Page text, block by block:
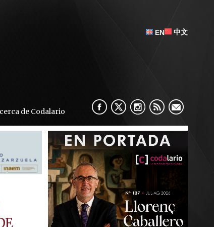
EN 中文
de Codalario